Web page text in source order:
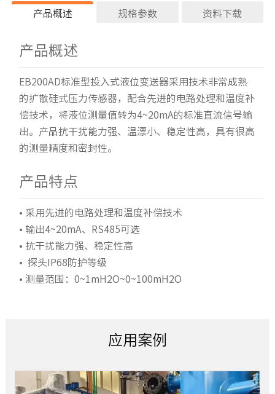
产品概述 规格参数 资料下载
产品概述
EB200AD标准型投入式液位变送器采用技术非常成熟
的扩散硅式压力传感器，配合先进的电路处理和温度补
偿技术，将液位测量值转为4~20mA的标准直流信号输
出。产品抗干扰能力强、温漂小、稳定性高，具有很高
的测量精度和密封性。
产品特点
• 采用先进的电路处理和温度补偿技术
• 输出4~20mA、RS485可选
• 抗干扰能力强、稳定性高
• 探头IP68防护等级
• 测量范围：0~1mH2O~0~100mH2O
技术参数
性能指标
准确度等级
温度漂移
温度补偿
长期稳定性
响应时间
电源影响
过载能力
适用工况条件
产品资料
EB200AD投入式液位
变送器.pdf
产品资料
EB200AD投入式液位
变送器.pdf
应用案例